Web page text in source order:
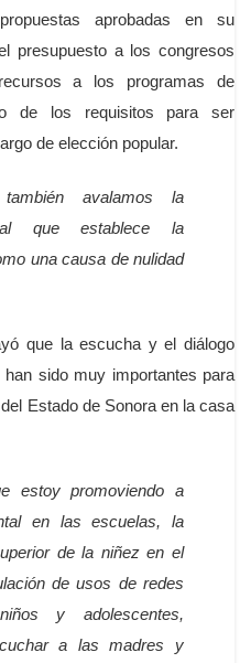
aprobadas en su
presupuesto a los congresos
a los programas de
de los requisitos para ser
de elección popular.
también avalamos la
que establece la
una causa de nulidad
que la escucha y el diálogo
sido muy importantes para
Estado de Sonora en la casa
estoy promoviendo a
en las escuelas, la
de la niñez en el
de usos de redes
y adolescentes,
a las madres y